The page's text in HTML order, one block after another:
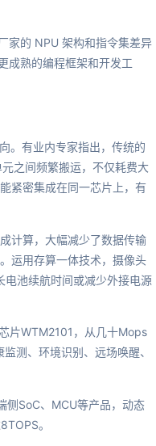
家的 NPU 架构和指令集差异
成熟的编程框架和开发工
。有业内专家指出，传统的
之间频繁搬运，不仅耗费大
紧密集成在同一芯片上，有
计算，大幅减少了数据传输
运用存算一体技术，摄像头
电池续航时间或减少外接电源
片WTM2101，从几十Mops
测、环境识别、远场唤醒、
侧SoC、MCU等产品，动态
。